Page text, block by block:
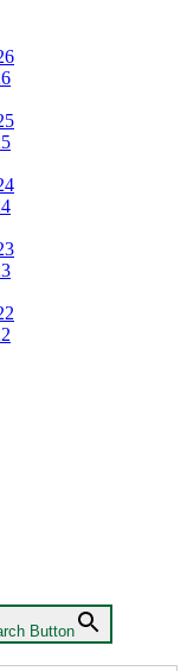
Button